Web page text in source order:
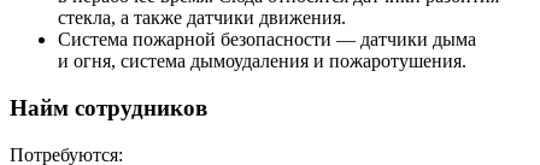
стекла, а также датчики движения.
Система пожарной безопасности — датчики дыма
и огня, система дымоудаления и пожаротушения.
Найм сотрудников
Потребуются: